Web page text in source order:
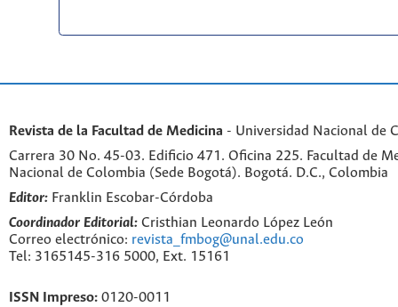
Revista de la Facultad de Medicina - Universidad Nacional de
Carrera 30 No. 45-03. Edificio 471. Oficina 225. Facultad de
Nacional de Colombia (Sede Bogotá). Bogotá. D.C., Colombia
Editor: Franklin Escobar-Córdoba
Coordinador Editorial: Cristhian Leonardo López León
Correo electrónico: revista_fmbog@unal.edu.co
Tel: 3165145-316 5000, Ext. 15161
ISSN Impreso: 0120-0011